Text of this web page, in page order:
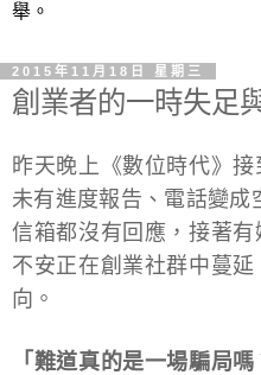
舉。
2015年11月18日 星期三
創業者的一時失足
昨天晚上《數位時代》
未有進度報告、電話變成
信箱都沒有回應，接著
不安正在創業社群中蔓
向。
「難道真的是一場騙局嗎